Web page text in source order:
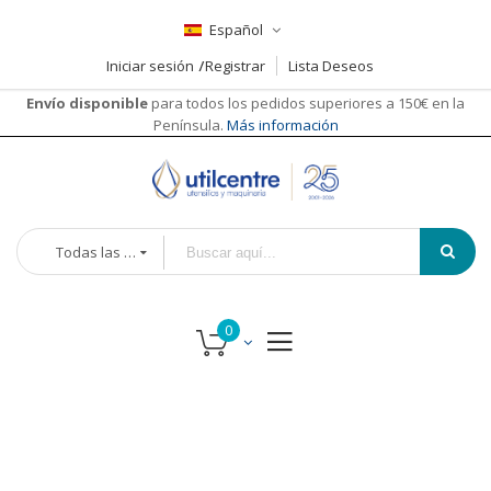
Español
Iniciar sesión
Registrar
Lista Deseos
Envío disponible para todos los pedidos superiores a 150€ en la
Península. Más información
Todas las categorías